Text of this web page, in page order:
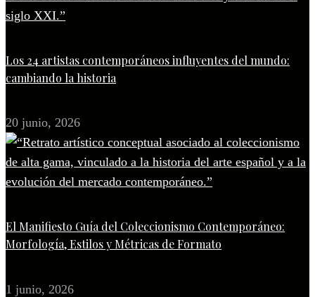
Los 24 artistas contemporáneos influyentes del mundo:
cambiando la historia
20 junio, 2026
El Manifiesto Guía del Coleccionismo Contemporáneo:
Morfología, Estilos y Métricas de Formato
1 junio, 2026